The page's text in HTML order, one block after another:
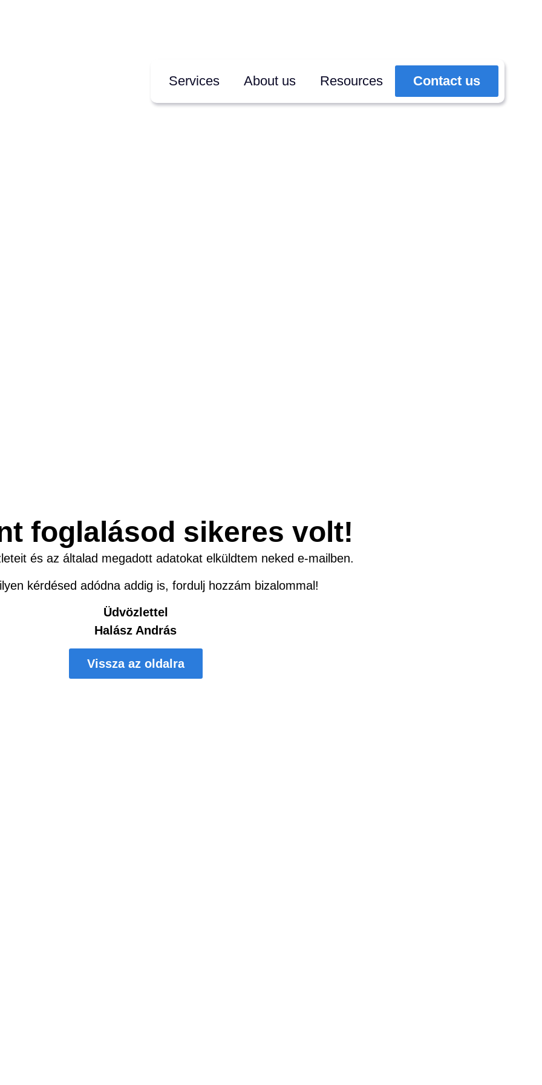
Services About us Resources Contact us
foglalásod sikeres volt!
és az általad megadott adatokat elküldtem neked e-mailben.
kérdésed adódna addig is, fordulj hozzám bizalommal!
Üdvözlettel
Halász András
Vissza az oldalra